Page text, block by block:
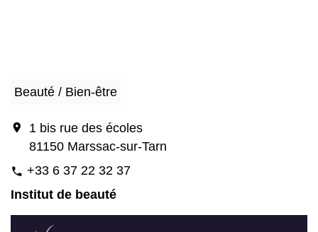
Beauté / Bien-être
location_on
1 bis rue des écoles
81150 Marssac-sur-Tarn
phone +33 6 37 22 32 37
Institut de beauté